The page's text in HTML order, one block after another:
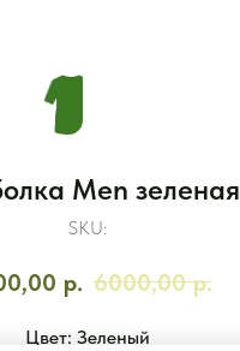
Men зеленая
SKU:
р. 6000,00 р.
Цвет: Зеленый